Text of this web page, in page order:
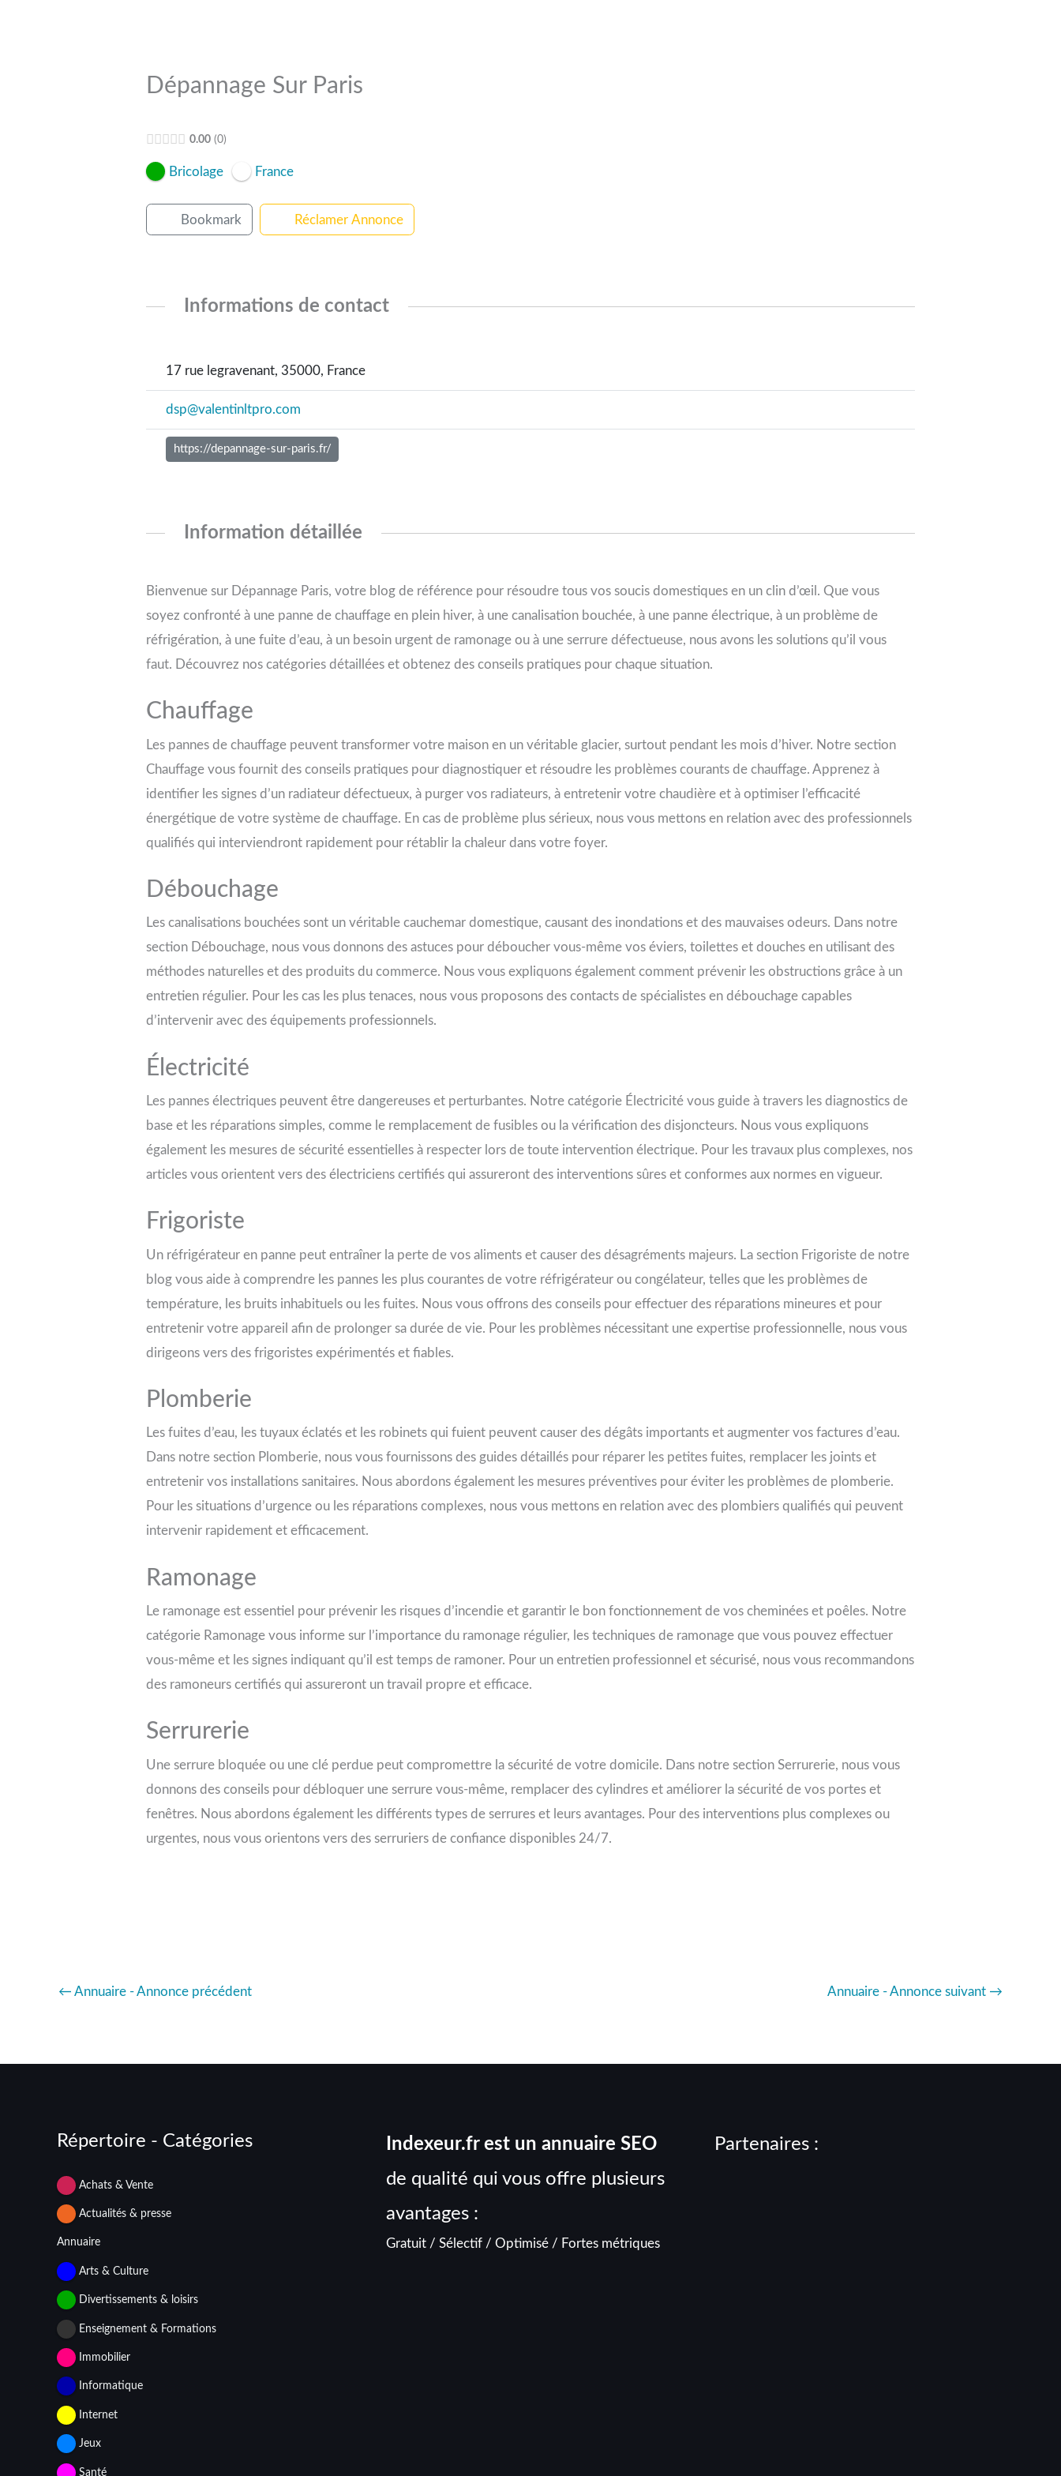
Dépannage Sur Paris
0.00 0
Bricolage France
Bookmark Réclamer Annonce
Informations de contact
17 rue legravenant, 35000, France
dsp@valentinltpro.com
https://depannage-sur-paris.fr/
Information détaillée
Bienvenue sur Dépannage Paris, votre blog de référence pour résoudre tous vos soucis domestiques en un clin d’œil. Que vous
soyez confronté à une panne de chauffage en plein hiver, à une canalisation bouchée, à une panne électrique, à un problème de
réfrigération, à une fuite d’eau, à un besoin urgent de ramonage ou à une serrure défectueuse, nous avons les solutions qu’il vous
faut. Découvrez nos catégories détaillées et obtenez des conseils pratiques pour chaque situation.
Chauffage
Les pannes de chauffage peuvent transformer votre maison en un véritable glacier, surtout pendant les mois d’hiver. Notre section
Chauffage vous fournit des conseils pratiques pour diagnostiquer et résoudre les problèmes courants de chauffage. Apprenez à
identifier les signes d’un radiateur défectueux, à purger vos radiateurs, à entretenir votre chaudière et à optimiser l’efficacité
énergétique de votre système de chauffage. En cas de problème plus sérieux, nous vous mettons en relation avec des professionnels
qualifiés qui interviendront rapidement pour rétablir la chaleur dans votre foyer.
Débouchage
Les canalisations bouchées sont un véritable cauchemar domestique, causant des inondations et des mauvaises odeurs. Dans notre
section Débouchage, nous vous donnons des astuces pour déboucher vous-même vos éviers, toilettes et douches en utilisant des
méthodes naturelles et des produits du commerce. Nous vous expliquons également comment prévenir les obstructions grâce à un
entretien régulier. Pour les cas les plus tenaces, nous vous proposons des contacts de spécialistes en débouchage capables
d’intervenir avec des équipements professionnels.
Électricité
Les pannes électriques peuvent être dangereuses et perturbantes. Notre catégorie Électricité vous guide à travers les diagnostics de
base et les réparations simples, comme le remplacement de fusibles ou la vérification des disjoncteurs. Nous vous expliquons
également les mesures de sécurité essentielles à respecter lors de toute intervention électrique. Pour les travaux plus complexes, nos
articles vous orientent vers des électriciens certifiés qui assureront des interventions sûres et conformes aux normes en vigueur.
Frigoriste
Un réfrigérateur en panne peut entraîner la perte de vos aliments et causer des désagréments majeurs. La section Frigoriste de notre
blog vous aide à comprendre les pannes les plus courantes de votre réfrigérateur ou congélateur, telles que les problèmes de
température, les bruits inhabituels ou les fuites. Nous vous offrons des conseils pour effectuer des réparations mineures et pour
entretenir votre appareil afin de prolonger sa durée de vie. Pour les problèmes nécessitant une expertise professionnelle, nous vous
dirigeons vers des frigoristes expérimentés et fiables.
Plomberie
Les fuites d’eau, les tuyaux éclatés et les robinets qui fuient peuvent causer des dégâts importants et augmenter vos factures d’eau.
Dans notre section Plomberie, nous vous fournissons des guides détaillés pour réparer les petites fuites, remplacer les joints et
entretenir vos installations sanitaires. Nous abordons également les mesures préventives pour éviter les problèmes de plomberie.
Pour les situations d’urgence ou les réparations complexes, nous vous mettons en relation avec des plombiers qualifiés qui peuvent
intervenir rapidement et efficacement.
Ramonage
Le ramonage est essentiel pour prévenir les risques d’incendie et garantir le bon fonctionnement de vos cheminées et poêles. Notre
catégorie Ramonage vous informe sur l’importance du ramonage régulier, les techniques de ramonage que vous pouvez effectuer
vous-même et les signes indiquant qu’il est temps de ramoner. Pour un entretien professionnel et sécurisé, nous vous recommandons
des ramoneurs certifiés qui assureront un travail propre et efficace.
Serrurerie
Une serrure bloquée ou une clé perdue peut compromettre la sécurité de votre domicile. Dans notre section Serrurerie, nous vous
donnons des conseils pour débloquer une serrure vous-même, remplacer des cylindres et améliorer la sécurité de vos portes et
fenêtres. Nous abordons également les différents types de serrures et leurs avantages. Pour des interventions plus complexes ou
urgentes, nous vous orientons vers des serruriers de confiance disponibles 24/7.
← Annuaire - Annonce précédent Annuaire - Annonce suivant →
Répertoire - Catégories
Achats & Vente
Actualités & presse
Annuaire
Arts & Culture
Divertissements & loisirs
Enseignement & Formations
Immobilier
Informatique
Internet
Jeux
Santé
Indexeur.fr est un annuaire SEO
de qualité qui vous offre plusieurs
avantages :
Gratuit / Sélectif / Optimisé / Fortes métriques
Partenaires :